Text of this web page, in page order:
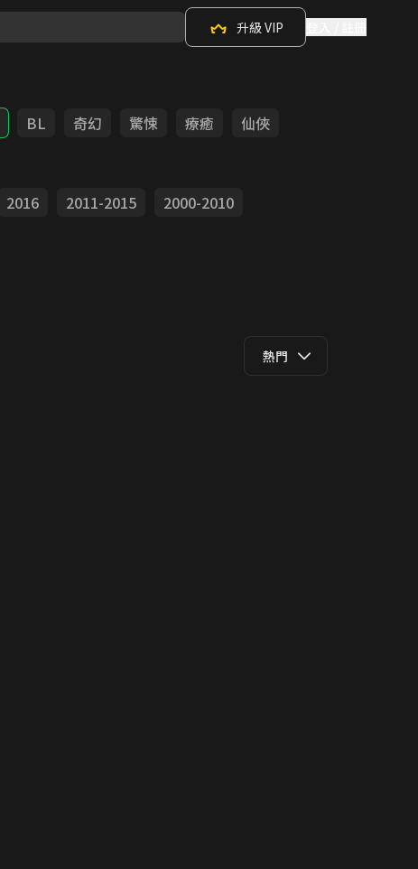
升級 VIP
BL 奇幻 驚悚 療癒
仙俠
2016 2011-2015
2000-2010
熱門